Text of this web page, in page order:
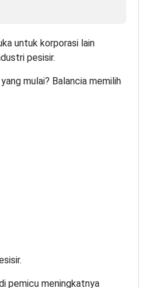
untuk korporasi lain
pesisir.
mulai? Balancia memilih
pemicu meningkatnya